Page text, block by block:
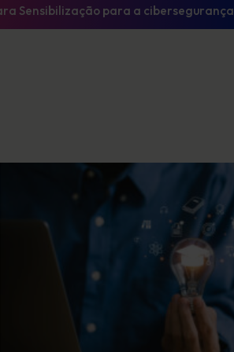
Sensibilização para a cibersegurança